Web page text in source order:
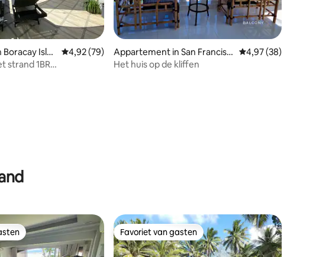
op 5, 170 recensies
Islan
Gemiddelde beoordeling van 4,92 op 5, 79 recensies
4,92 (79)
strand 1BR
Appartement in San Francisc
o
Gemiddelde
4,97 (38)
Het huis op de kliffen
Favoriet van gasten
Favoriet van gasten